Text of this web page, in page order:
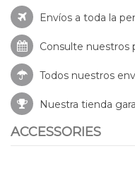
Envíos a toda la
Consulte nuestros
Todos nuestros
Nuestra tienda
ACCESSORIES